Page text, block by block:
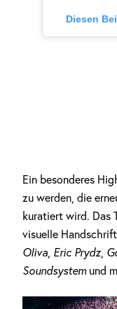
Diesen
Ein besonderes
zu werden, die
kuratiert wird. Das
visuelle
Oliva, Eric Prydz,
Soundsystemund